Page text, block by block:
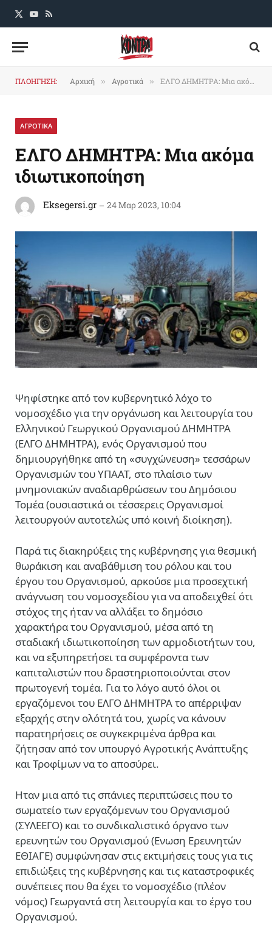
X
YouTube
RSS
ΠΛΟΗΓΗΣΗ: Αρχική » Αγροτικά » ΕΛΓΟ ΔΗΜΗΤΡΑ: Μια ακόμα ιδιωτικοποίηση
ΑΓΡΟΤΙΚΑ
ΕΛΓΟ ΔΗΜΗΤΡΑ: Μια ακόμα
ιδιωτικοποίηση
Eksegersi.gr 24 Μαρ 2023, 10:04
Ψηφίστηκε από τον κυβερνητικό λόχο το
νομοσχέδιο για την οργάνωση και λειτουργία του
Ελληνικού Γεωργικού Οργανισμού ΔΗΜΗΤΡΑ
(ΕΛΓΟ ΔΗΜΗΤΡΑ), ενός Οργανισμού που
δημιουργήθηκε από τη «συγχώνευση» τεσσάρων
Οργανισμών του ΥΠΑΑΤ, στο πλαίσιο των
μνημονιακών αναδιαρθρώσεων του Δημόσιου
Τομέα (ουσιαστικά οι τέσσερεις Οργανισμοί
λειτουργούν αυτοτελώς υπό κοινή διοίκηση).
Παρά τις διακηρύξεις της κυβέρνησης για θεσμική
θωράκιση και αναβάθμιση του ρόλου και του
έργου του Οργανισμού, αρκούσε μια προσεχτική
ανάγνωση του νομοσχεδίου για να αποδειχθεί ότι
στόχος της ήταν να αλλάξει το δημόσιο
χαρακτήρα του Οργανισμού, μέσα από τη
σταδιακή ιδιωτικοποίηση των αρμοδιοτήτων του,
και να εξυπηρετήσει τα συμφέροντα των
καπιταλιστών που δραστηριοποιούνται στον
πρωτογενή τομέα. Για το λόγο αυτό όλοι οι
εργαζόμενοι του ΕΛΓΟ ΔΗΜΗΤΡΑ το απέρριψαν
εξαρχής στην ολότητά του, χωρίς να κάνουν
παρατηρήσεις σε συγκεκριμένα άρθρα και
ζήτησαν από τον υπουργό Αγροτικής Ανάπτυξης
και Τροφίμων να το αποσύρει.
Ηταν μια από τις σπάνιες περιπτώσεις που το
σωματείο των εργαζόμενων του Οργανισμού
(ΣΥΛΕΕΓΟ) και το συνδικαλιστικό όργανο των
ερευνητών του Οργανισμού (Ενωση Ερευνητών
ΕΘΙΑΓΕ) συμφώνησαν στις εκτιμήσεις τους για τις
επιδιώξεις της κυβέρνησης και τις καταστροφικές
συνέπειες που θα έχει το νομοσχέδιο (πλέον
νόμος) Γεωργαντά στη λειτουργία και το έργο του
Οργανισμού.